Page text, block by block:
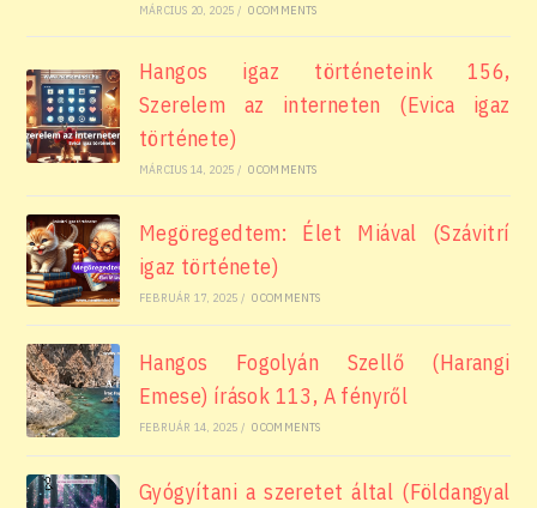
MÁRCIUS 20, 2025 / 0 COMMENTS
Hangos igaz történeteink 156,
Szerelem az interneten (Evica igaz
története)
MÁRCIUS 14, 2025 / 0 COMMENTS
Megöregedtem: Élet Miával (Szávitrí
igaz története)
FEBRUÁR 17, 2025 / 0 COMMENTS
Hangos Fogolyán Szellő (Harangi
Emese) írások 113, A fényről
FEBRUÁR 14, 2025 / 0 COMMENTS
Gyógyítani a szeretet által (Földangyal